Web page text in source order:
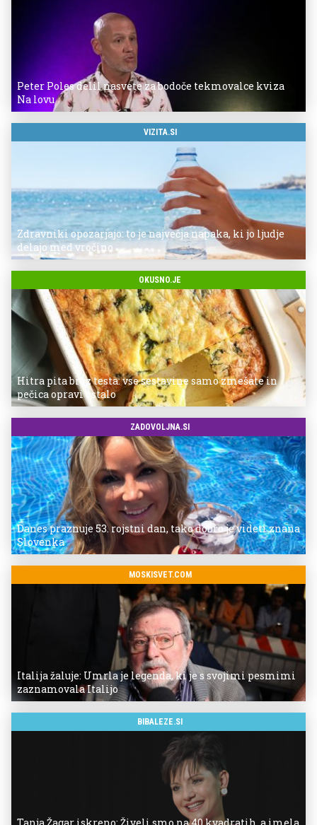
Peter Poles delil nasvete za bodoče tekmovalce kviza
Na lovu
VIZITA.SI
Zdravniki opozarjajo: to je največja napaka, ki jo ljudje
delajo med vročino
OKUSNO.JE
Hitra pita brez testa: vse sestavine samo zmešate in
pečica opravi ostalo
ZADOVOLJNA.SI
Danes praznuje 53. rojstni dan, tako dobro je videti znana
Slovenka
MOSKISVET.COM
Italija žaluje: Umrla je legenda, ki je s svojimi pesmimi
zaznamovala Italijo
BIBALEZE.SI